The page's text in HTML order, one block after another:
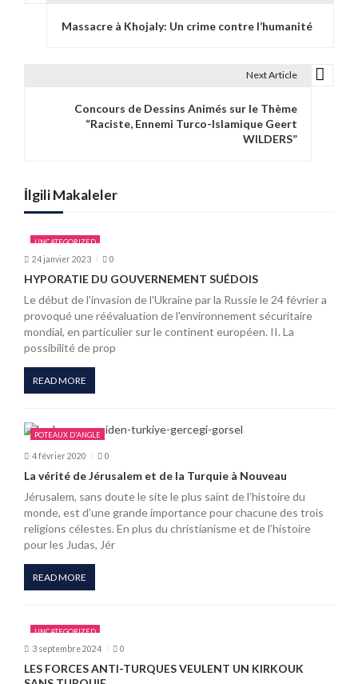
i
o
n
d
e
l
r
t
i
c
l
e
Massacre à Khojaly: Un crime contre l’humanité
Next Article
Concours de Dessins Animés sur le Thème
“Raciste, Ennemi Turco-Islamique Geert
WILDERS”
İlgili Makaleler
UNCATEGORIZED
24 janvier 2023 0
HYPORATIE DU GOUVERNEMENT SUÉDOIS
Le début de l'invasion de l'Ukraine par la Russie le 24 février a
provoqué une réévaluation de l'environnement sécuritaire
mondial, en particulier sur le continent européen. II. La
possibilité de prop
READ MORE
POTEAUX D'ANGLE
4 février 2020 0
La vérité de Jérusalem et de la Turquie à Nouveau
Jérusalem, sans doute le site le plus saint de l’histoire du
monde, est d’une grande importance pour chacune des trois
religions célestes. En plus du christianisme et de l’histoire
pour les Judas, Jér
READ MORE
UNCATEGORIZED
3 septembre 2024 0
LES FORCES ANTI-TURQUES VEULENT UN KIRKOUK